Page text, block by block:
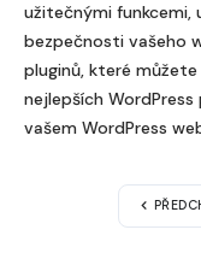
užitečnými funkcemi,
bezpečnosti vašeho
pluginů, které
nejlepších
vašem WordPress